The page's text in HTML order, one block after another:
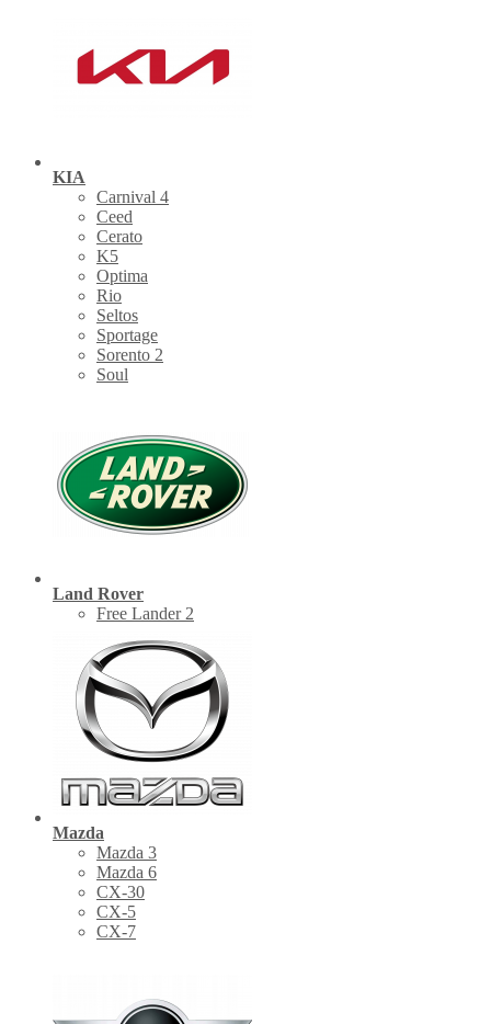
KIA
Carnival 4
Ceed
Cerato
K5
Optima
Rio
Seltos
Sportage
Sorento 2
Soul
Land Rover
Free Lander 2
Mazda
Mazda 3
Mazda 6
CX-30
СХ-5
CX-7